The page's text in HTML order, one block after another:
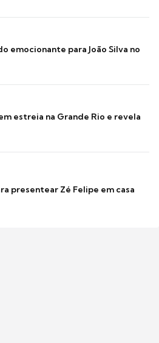
emocionante para João Silva no
estreia na Grande Rio e revela
presentear Zé Felipe em casa